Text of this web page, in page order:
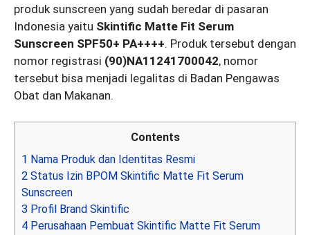
produk sunscreen yang sudah beredar di pasaran
Indonesia yaitu Skintific Matte Fit Serum
Sunscreen SPF50+ PA++++. Produk tersebut dengan
nomor registrasi (90)NA11241700042, nomor
tersebut bisa menjadi legalitas di Badan Pengawas
Obat dan Makanan.
Contents
1 Nama Produk dan Identitas Resmi
2 Status Izin BPOM Skintific Matte Fit Serum
Sunscreen
3 Profil Brand Skintific
4 Perusahaan Pembuat Skintific Matte Fit Serum